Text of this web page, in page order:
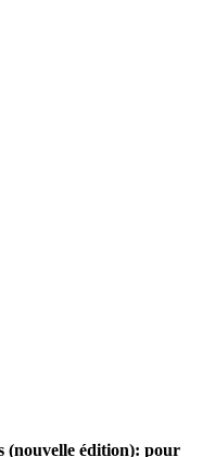
(nouvelle édition): pour